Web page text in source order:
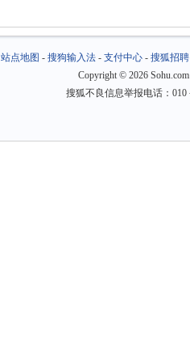
站点地图 - 搜狗输入法- 支付中心- 搜狐招聘
Copyright © 2026
搜狐不良信息举报电话：010